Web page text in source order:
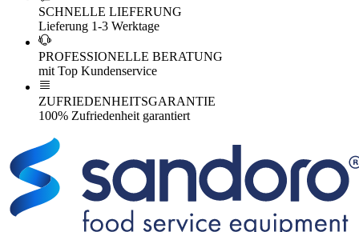
SCHNELLE LIEFERUNG
Lieferung 1-3 Werktage
PROFESSIONELLE BERATUNG
mit Top Kundenservice
ZUFRIEDENHEITSGARANTIE
100% Zufriedenheit garantiert